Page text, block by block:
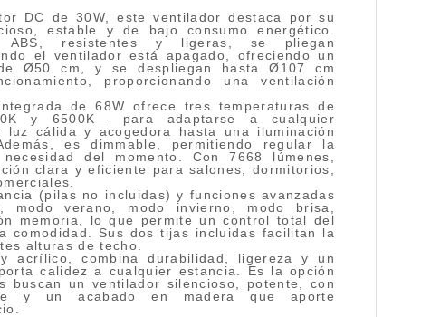
DC de 30W, este ventilador destaca por su
estable y de bajo consumo energético.
resistentes y ligeras, se pliegan
el ventilador está apagado, ofreciendo un
Ø50 cm, y se despliegan hasta Ø107 cm
proporcionando una ventilación
de 68W ofrece tres temperaturas de
y 6500K— para adaptarse a cualquier
luz cálida y acogedora hasta una iluminación
es dimmable, permitiendo regular la
del momento. Con 7668 lúmenes,
clara y eficiente para salones, dormitorios,
(pilas no incluidas) y funciones avanzadas
modo verano, modo invierno, modo brisa,
memoria, lo que permite un control total del
comodidad. Sus dos tijas incluidas facilitan la
alturas de techo.
acrílico, combina durabilidad, ligereza y un
calidez a cualquier estancia. Es la opción
buscan un ventilador silencioso, potente, con
y un acabado en madera que aporte